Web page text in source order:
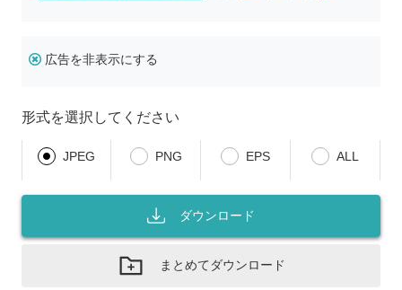
広告を非表示にする
形式を選択してください
JPEG PNG EPS ALL
ダウンロード
まとめてダウンロード